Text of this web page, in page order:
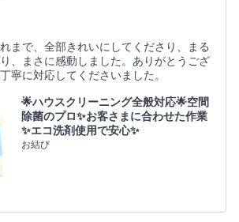
まで、全部きれいにしてくださり、まる
、まさに感動しました。ありがとうござ
寧に対応してくださいました。
🌟ハウスクリーニング全般対応🌟空間
除菌のプロ✨お客さまに合わせた作業
✨エコ洗剤使用で安心✨
お結び